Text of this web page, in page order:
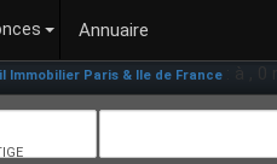
Paris & Ile de France: à , 0 m², 572
Annuaire